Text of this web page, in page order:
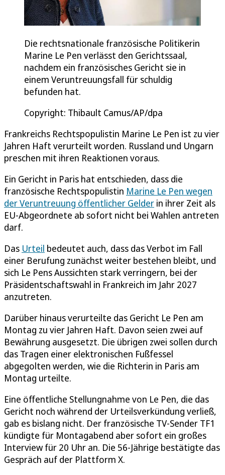
Die rechtsnationale französische Politikerin
Marine Le Pen verlässt den Gerichtssaal,
nachdem ein französisches Gericht sie in
einem Veruntreuungsfall für schuldig
befunden hat.
Copyright: Thibault Camus/AP/dpa
Frankreichs Rechtspopulistin Marine Le Pen ist zu vier
Jahren Haft verurteilt worden. Russland und Ungarn
preschen mit ihren Reaktionen voraus.
Ein Gericht in Paris hat entschieden, dass die
französische Rechtspopulistin Marine Le Pen wegen
der Veruntreuung öffentlicher Gelder in ihrer Zeit als
EU-Abgeordnete ab sofort nicht bei Wahlen antreten
darf.
Das Urteil bedeutet auch, dass das Verbot im Fall
einer Berufung zunächst weiter bestehen bleibt, und
sich Le Pens Aussichten stark verringern, bei der
Präsidentschaftswahl in Frankreich im Jahr 2027
anzutreten.
Darüber hinaus verurteilte das Gericht Le Pen am
Montag zu vier Jahren Haft. Davon seien zwei auf
Bewährung ausgesetzt. Die übrigen zwei sollen durch
das Tragen einer elektronischen Fußfessel
abgegolten werden, wie die Richterin in Paris am
Montag urteilte.
Eine öffentliche Stellungnahme von Le Pen, die das
Gericht noch während der Urteilsverkündung verließ,
gab es bislang nicht. Der französische TV-Sender TF1
kündigte für Montagabend aber sofort ein großes
Interview für 20 Uhr an. Die 56-Jährige bestätigte das
Gespräch auf der Plattform X.